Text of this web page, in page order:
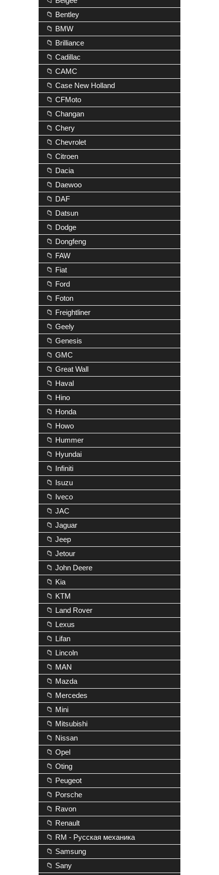
📁 Bentley
📁 BMW
📁 Brilliance
📁 Cadillac
📁 CAMC
📁 Case New Holland
📁 CFMoto
📁 Changan
📁 Chery
📁 Chevrolet
📁 Citroen
📁 Dacia
📁 Daewoo
📁 DAF
📁 Datsun
📁 Dodge
📁 Dongfeng
📁 FAW
📁 Fiat
📁 Ford
📁 Foton
📁 Freightliner
📁 Geely
📁 Genesis
📁 GMC
📁 Great Wall
📁 Haval
📁 Hino
📁 Honda
📁 Howo
📁 Hummer
📁 Hyundai
📁 Infiniti
📁 Isuzu
📁 Iveco
📁 JAC
📁 Jaguar
📁 Jeep
📁 Jetour
📁 John Deere
📁 Kia
📁 KTM
📁 Land Rover
📁 Lexus
📁 Lifan
📁 Lincoln
📁 MAN
📁 Mazda
📁 Mercedes
📁 Mini
📁 Mitsubishi
📁 Nissan
📁 Opel
📁 Oting
📁 Peugeot
📁 Porsche
📁 Ravon
📁 Renault
📁 RM - Русская механика
📁 Samsung
📁 Sany